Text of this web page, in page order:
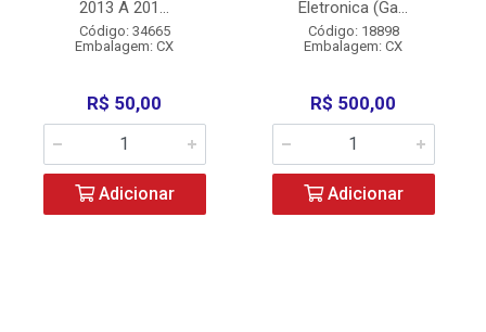
2013 A 201...
Código: 34665
Embalagem: CX
R$ 50,00
Adicionar
Eletronica (Ga...
Código: 18898
Embalagem: CX
R$ 500,00
Adicionar